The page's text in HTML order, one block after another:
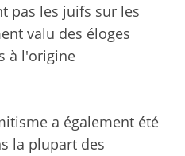
pas les juifs sur les
valu des éloges
à l'origine
a également été
la plupart des